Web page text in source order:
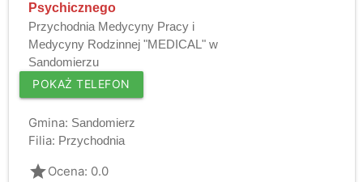
Psychicznego
Przychodnia Medycyny Pracy i
Medycyny Rodzinnej "MEDICAL" w
Sandomierzu
POKAŻ TELEFON
Gmina: Sandomierz
Filia: Przychodnia
gradeOcena: 0.0